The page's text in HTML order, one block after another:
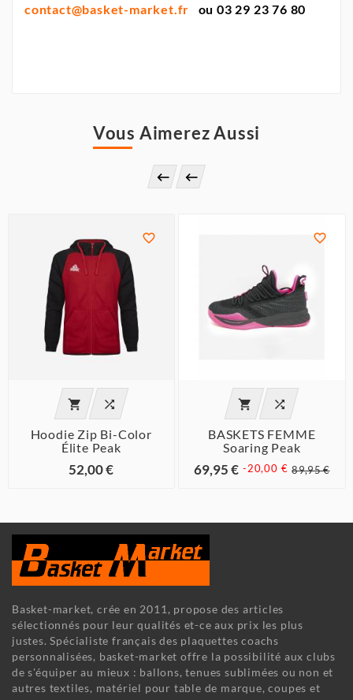
contact@basket-market.fr ou 03 29 23 76 80
Vous Aimerez Aussi
 

 
Hoodie Zip Bi-Color
Élite Peak
52,00 €

 
BASKETS FEMME
Soaring Peak
69,95 € -20,00 € 89,95 €
Basket-market, crée en 2011, propose des articles
sélectionnés pour leur qualités et-ce aux prix les plus
justes. Spécialiste français des plaquettes coachs
personnalisées, basket-market offre la possibilité aux clubs
de s'équiper au mieux : ballons, tenues sublimées ou non et
autres textiles, matériel pour table de marque, coupes et